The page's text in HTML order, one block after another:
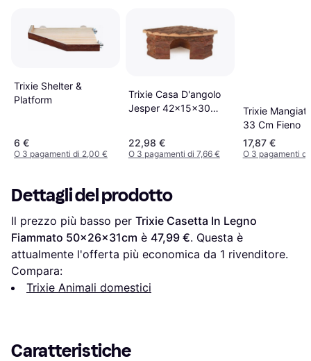
Trixie Shelter &
Platform
6 €
O 3 pagamenti di 2,00 €
Trixie Casa D'angolo
Jesper 42x15x30
22,98 €
O 3 pagamenti di 7,66 €
Trixie
33 Cm Fieno
17,87 €
O 3 pagamenti di
Dettagli del prodotto
Il prezzo più basso per Trixie Casetta In Legno
Fiammato 50x26x31cm è 47,99 €. Questa è
attualmente l'offerta più economica da 1 rivenditore.
Compara:
Trixie Animali domestici
Caratteristiche